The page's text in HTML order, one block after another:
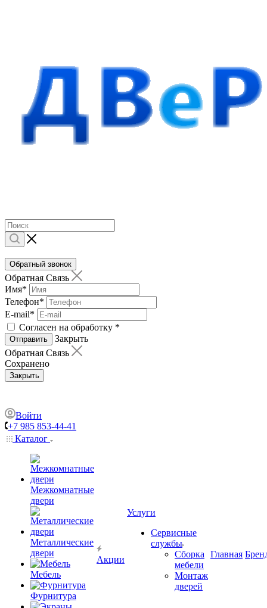
Обратный звонок
Обратная Связь
Имя*
Телефон*
E-mail*
Согласен на обработку *
Отправить
Закрыть
Обратная Связь
Сохранено
Закрыть
Войти
+7 985 853-44-41
Каталог
Межкомнатные
двери
Металлические
двери
Мебель
Фурнитура
Акции
Услуги
Сервисные
службы
Сборка
мебели
Монтаж
дверей
Главная